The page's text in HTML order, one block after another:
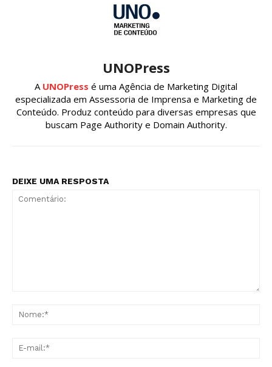
UNOPress
A UNOPress é uma Agência de Marketing Digital
especializada em Assessoria de Imprensa e Marketing de
Conteúdo. Produz conteúdo para diversas empresas que
buscam Page Authority e Domain Authority.
DEIXE UMA RESPOSTA